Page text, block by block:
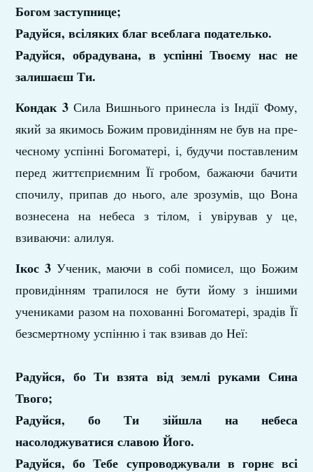
Богом заступнице;
Радуйся, всіляких благ всеблага подателько.
Радуйся, обрадувана, в успінні Твоєму нас не
залишаєш Ти.
Кондак 3Сила Вишнього принесла із Індії Фому,
який за якимось Божим провидінням не був на пре-
чесному успінні Богоматері, і, будучи поставленим
перед життєприємним Її гробом, бажаючи бачити
спочилу, припав до нього, але зрозумів, що Вона
вознесена на небеса з тілом, і увірував у це,
взиваючи: алилуя.
Ікос 3 Ученик, маючи в собі помисел, що Божим
провидінням трапилося не бути йому з іншими
учениками разом на похованні Богоматері, зрадів Її
безсмертному успінню і так взивав до Неї:
Радуйся, бо Ти взята від землі руками Сина
Твого;
Радуйся, бо Ти зійшла на небеса
насолоджуватися славою Його.
Радуйся, бо Тебе супроводжували в горнє всі